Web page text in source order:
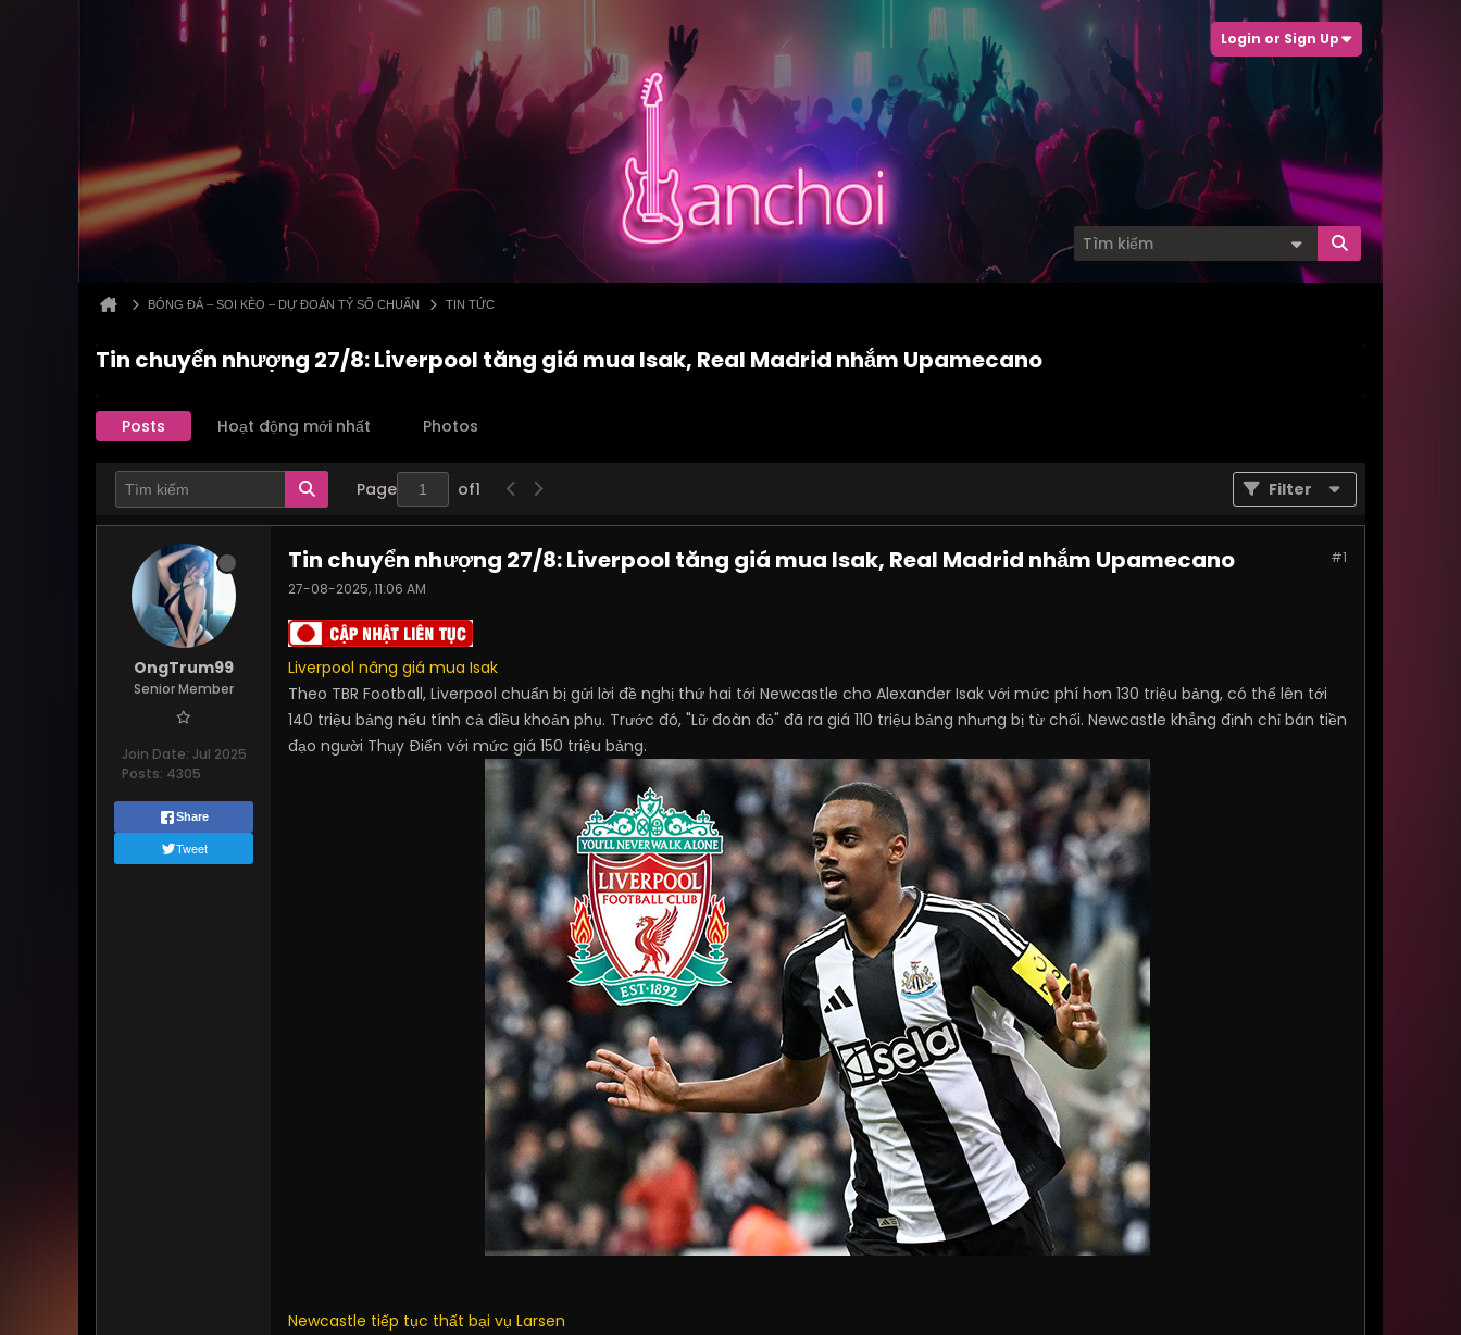
Login or Sign Up
BÓNG ĐÁ – SOI KÈO – DỰ ĐOÁN TỶ SỐ CHUẨN TIN TỨC
Tin chuyển nhượng 27/8: Liverpool tăng giá mua Isak, Real Madrid nhắm Upamecano
Posts Hoạt động mới nhất Photos
Page of1 Filter
OngTrum99
Senior Member
Join Date: Jul 2025
Posts: 4305
Share
Tweet
#1
Tin chuyển nhượng 27/8: Liverpool tăng giá mua Isak, Real Madrid nhắm Upamecano
27-08-2025, 11:06 AM
Liverpool nâng giá mua Isak
Theo TBR Football, Liverpool chuẩn bị gửi lời đề nghị thứ hai tới Newcastle cho Alexander Isak với mức phí hơn 130 triệu bảng, có thể lên tới
140 triệu bảng nếu tính cả điều khoản phụ. Trước đó, "Lữ đoàn đỏ" đã ra giá 110 triệu bảng nhưng bị từ chối. Newcastle khẳng định chỉ bán tiền
đạo người Thụy Điển với mức giá 150 triệu bảng.
Newcastle tiếp tục thất bại vụ Larsen